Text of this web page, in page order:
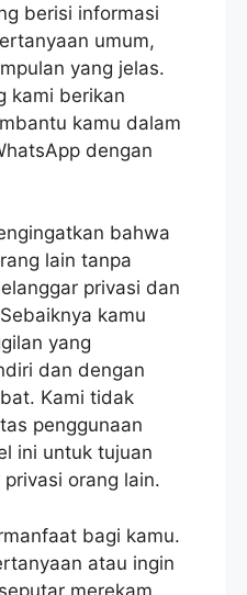
berisi informasi
umum,
yang jelas.
kami berikan
kamu dalam
dengan
bahwa
lain tanpa
privasi dan
kamu
yang
dan dengan
Kami tidak
penggunaan
ini untuk tujuan
orang lain.
bagi kamu.
atau ingin
merekam